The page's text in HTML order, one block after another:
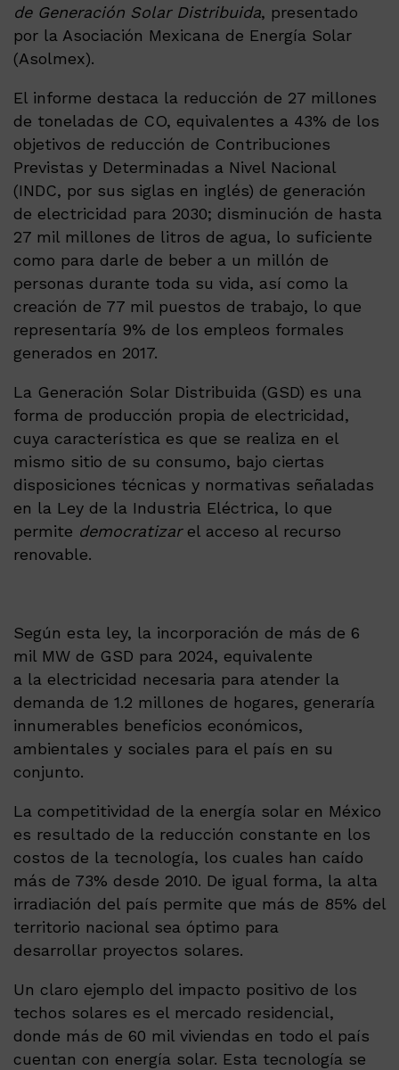
de Generación Solar Distribuida, presentado
por la Asociación Mexicana de Energía Solar
(Asolmex).
El informe destaca la reducción de 27 millones
de toneladas de CO, equivalentes a 43% de los
objetivos de reducción de Contribuciones
Previstas y Determinadas a Nivel Nacional
(INDC, por sus siglas en inglés) de generación
de electricidad para 2030; disminución de hasta
27 mil millones de litros de agua, lo suficiente
como para darle de beber a un millón de
personas durante toda su vida, así como la
creación de 77 mil puestos de trabajo, lo que
representaría 9% de los empleos formales
generados en 2017.
La Generación Solar Distribuida (GSD) es una
forma de producción propia de electricidad,
cuya característica es que se realiza en el
mismo sitio de su consumo, bajo ciertas
disposiciones técnicas y normativas señaladas
en la Ley de la Industria Eléctrica, lo que
permite democratizarel acceso al recurso
renovable.
Según esta ley, la incorporación de más de 6
mil MW de GSD para 2024, equivalente
a la electricidad necesaria para atender la
demanda de 1.2 millones de hogares, generaría
innumerables beneficios económicos,
ambientales y sociales para el país en su
conjunto.
La competitividad de la energía solar en México
es resultado de la reducción constante en los
costos de la tecnología, los cuales han caído
más de 73% desde 2010. De igual forma, la alta
irradiación del país permite que más de 85% del
territorio nacional sea óptimo para
desarrollar proyectos solares.
Un claro ejemplo del impacto positivo de los
techos solares es el mercado residencial,
donde más de 60 mil viviendas en todo el país
cuentan con energía solar. Esta tecnología se